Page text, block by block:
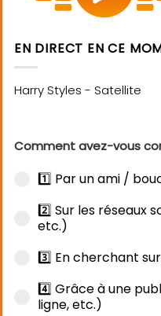
EN DIRECT EN CE
Comment avez-vous
1️⃣ Par un ami /
2️⃣ Sur les réseaux
etc.)
3️⃣ En cherchant
4️⃣ Grâce à une
ligne, etc.)